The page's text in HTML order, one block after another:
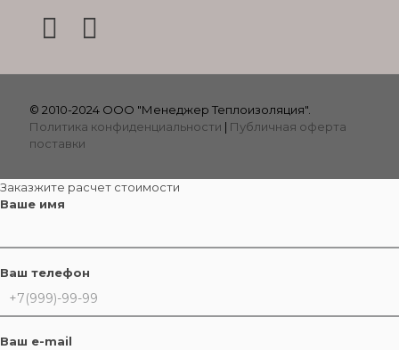
© 2010-2024 ООО "Менеджер Теплоизоляция".
Политика конфиденциальности | Публичная оферта
поставки
Заказжите расчет стоимости
Ваше имя
Ваш телефон
Ваш e-mail